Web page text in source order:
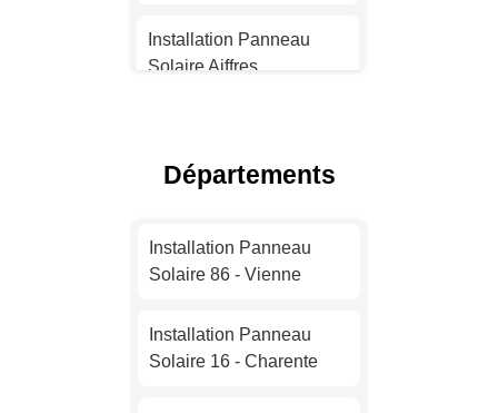
Solaire Strasbourg
Installation Panneau
Installation Panneau
Installation Panneau
Installation Panneau
Solaire Aiffres
Solaire Vouillé
Solaire Échiré
Départements
Installation Panneau
Solaire 86 - Vienne
Installation Panneau
Solaire 16 - Charente